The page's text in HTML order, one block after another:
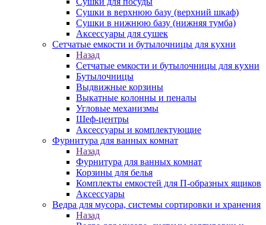
Сушки в верхнюю базу (верхний шкаф)
Сушки в нижнюю базу (нижняя тумба)
Аксессуары для сушек
Сетчатые емкости и бутылочницы для кухни
Назад
Сетчатые емкости и бутылочницы для кухни
Бутылочницы
Выдвижные корзины
Выкатные колонны и пеналы
Угловые механизмы
Шеф-центры
Аксессуары и комплектующие
Фурнитура для ванных комнат
Назад
Фурнитура для ванных комнат
Корзины для белья
Комплекты емкостей для П-образных ящиков
Аксессуары
Ведра для мусора, системы сортировки и хранения
Назад